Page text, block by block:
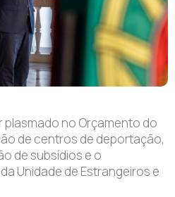
plasmado no Orçamento do
de centros de deportação,
de subsídios e o
Unidade de Estrangeiros e